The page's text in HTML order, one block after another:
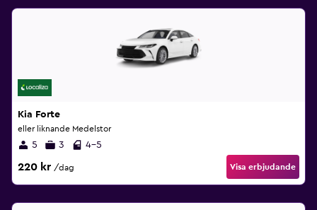
Kia Forte
eller liknande Medelstor
5 3 4-5
220 kr /dag Visa erbjudande